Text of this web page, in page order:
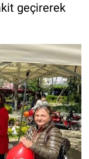
geçirerek